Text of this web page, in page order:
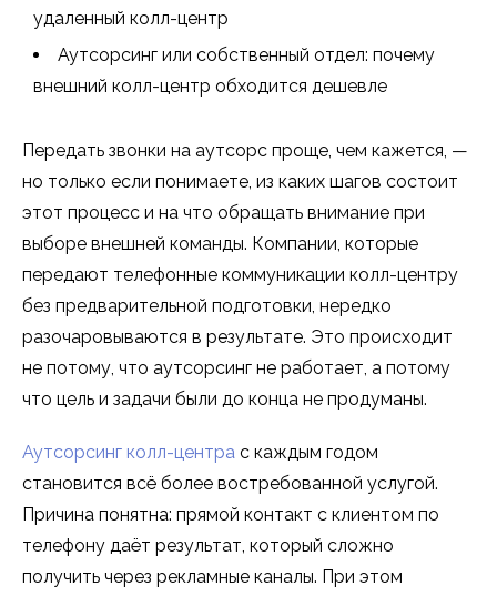
удаленный колл-центр
Аутсорсинг или собственный отдел: почему
внешний колл-центр обходится дешевле
Передать звонки на аутсорс проще, чем кажется, —
но только если понимаете, из каких шагов состоит
этот процесс и на что обращать внимание при
выборе внешней команды. Компании, которые
передают телефонные коммуникации колл-центру
без предварительной подготовки, нередко
разочаровываются в результате. Это происходит
не потому, что аутсорсинг не работает, а потому
что цель и задачи были до конца не продуманы.
Аутсорсинг колл-центра с каждым годом
становится всё более востребованной услугой.
Причина понятна: прямой контакт с клиентом по
телефону даёт результат, который сложно
получить через рекламные каналы. При этом